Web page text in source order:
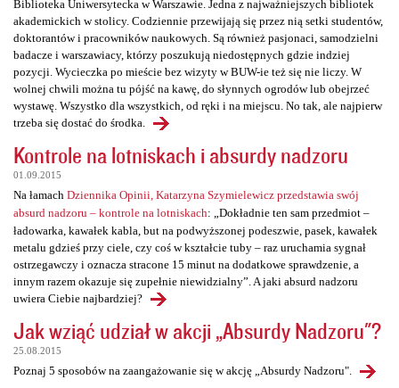
Biblioteka Uniwersytecka w Warszawie. Jedna z najważniejszych bibliotek
akademickich w stolicy. Codziennie przewijają się przez nią setki studentów,
doktorantów i pracowników naukowych. Są również pasjonaci, samodzielni
badacze i warszawiacy, którzy poszukują niedostępnych gdzie indziej
pozycji. Wycieczka po mieście bez wizyty w BUW-ie też się nie liczy. W
wolnej chwili można tu pójść na kawę, do słynnych ogrodów lub obejrzeć
wystawę. Wszystko dla wszystkich, od ręki i na miejscu. No tak, ale najpierw
trzeba się dostać do środka.
Kontrole na lotniskach i absurdy nadzoru
01.09.2015
Na łamach Dziennika Opinii, Katarzyna Szymielewicz przedstawia swój
absurd nadzoru – kontrole na lotniskach: „Dokładnie ten sam przedmiot –
ładowarka, kawałek kabla, but na podwyższonej podeszwie, pasek, kawałek
metalu gdzieś przy ciele, czy coś w kształcie tuby – raz uruchamia sygnał
ostrzegawczy i oznacza stracone 15 minut na dodatkowe sprawdzenie, a
innym razem okazuje się zupełnie niewidzialny”. A jaki absurd nadzoru
uwiera Ciebie najbardziej?
Jak wziąć udział w akcji „Absurdy Nadzoru"?
25.08.2015
Poznaj 5 sposobów na zaangażowanie się w akcję „Absurdy Nadzoru".